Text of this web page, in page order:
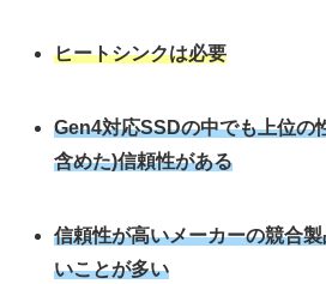
ヒートシンクは必要
Gen4対応SSDの中でも上位の
含めた)信頼性がある
信頼性が高いメーカーの競合
いことが多い